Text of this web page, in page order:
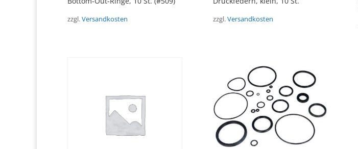
zzgl.Versandkosten zzgl.Versandkosten